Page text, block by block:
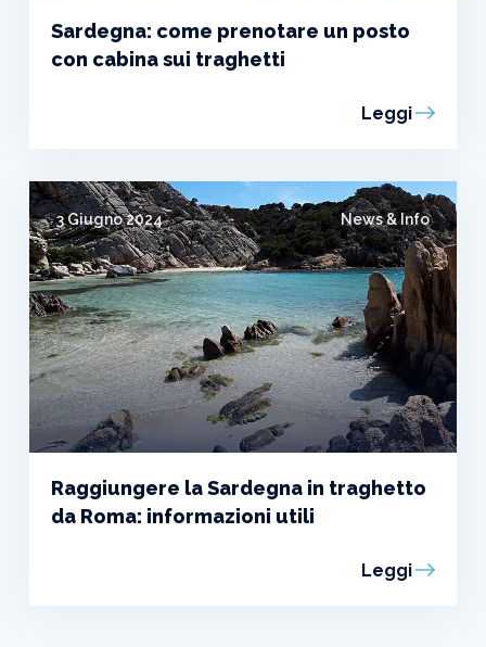
Sardegna: come prenotare un posto
con cabina sui traghetti
Leggi
3 Giugno 2024 News & Info
Raggiungere la Sardegna in traghetto
da Roma: informazioni utili
Leggi